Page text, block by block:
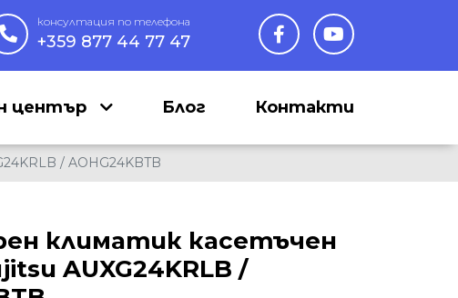
консултация по телефона
+359 877 44 77 47
център Блог Контакти
/ AOHG24KBTB
климатик касетъчен
AUXG24KRLB /